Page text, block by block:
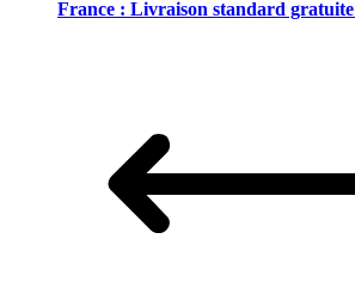
France : Livraison standard gratuite